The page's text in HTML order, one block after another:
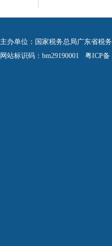
主办单位：国家税务总局广东省税
网站标识码：bm29190001 粤ICP